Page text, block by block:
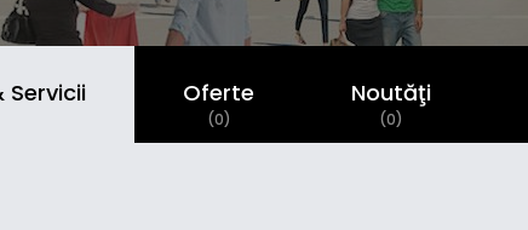
Servicii Oferte
(0)
Noutăţi
(0)